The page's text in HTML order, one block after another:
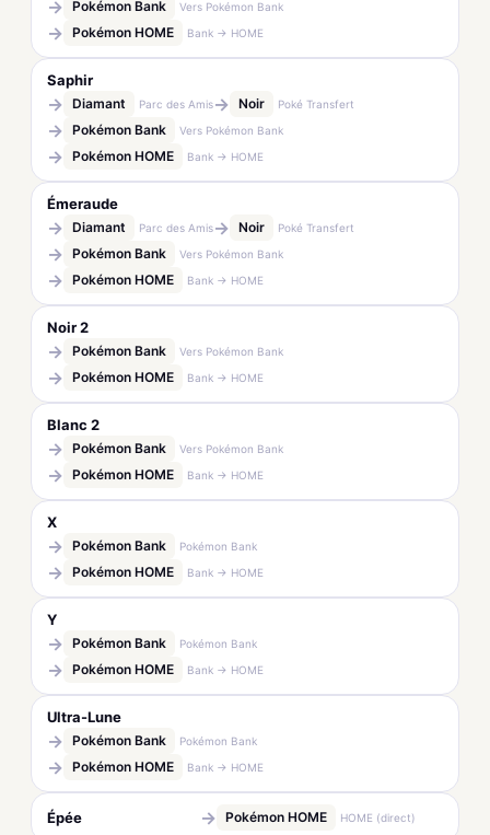
→ Pokémon Bank Vers Pokémon Bank
→ Pokémon HOME Bank → HOME
Saphir
→ Diamant Parc des Amis→ Noir Poké Transfert
→ Pokémon Bank Vers Pokémon Bank
→ Pokémon HOME Bank → HOME
Émeraude
→ Diamant Parc des Amis→ Noir Poké Transfert
→ Pokémon Bank Vers Pokémon Bank
→ Pokémon HOME Bank → HOME
Noir 2
→ Pokémon Bank Vers Pokémon Bank
→ Pokémon HOME Bank → HOME
Blanc 2
→ Pokémon Bank Vers Pokémon Bank
→ Pokémon HOME Bank → HOME
X
→ Pokémon Bank Pokémon Bank
→ Pokémon HOME Bank → HOME
Y
→ Pokémon Bank Pokémon Bank
→ Pokémon HOME Bank → HOME
Ultra-Lune
→ Pokémon Bank Pokémon Bank
→ Pokémon HOME Bank → HOME
Épée → Pokémon HOME HOME (direct)